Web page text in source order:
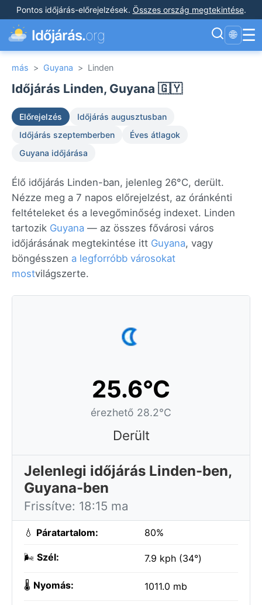
Pontos időjárás-előrejelzések. Összes ország megtekintése.
Időjárás.org 🌐 ☰
más > Guyana > Linden
Időjárás Linden, Guyana 🇬🇾
Előrejelzés
Időjárás augusztusban
Időjárás szeptemberben
Éves átlagok
Guyana időjárása
Élő időjárás Linden-ban, jelenleg 26°C, derült.
Nézze meg a 7 napos előrejelzést, az óránkénti
feltételeket és a levegőminőség indexet. Linden
tartozik Guyana — az összes fővárosi város
időjárásának megtekintése itt Guyana, vagy
böngésszen a legforróbb városokat
mostvilágszerte.
25.6°C
érezhető 28.2°C
Derült
Jelenlegi időjárás Linden-ben,
Guyana-ben
Frissítve: 18:15 ma
💧 Páratartalom: 80%
🌬️ Szél: 7.9 kph (34°)
🌡️ Nyomás: 1011.0 mb